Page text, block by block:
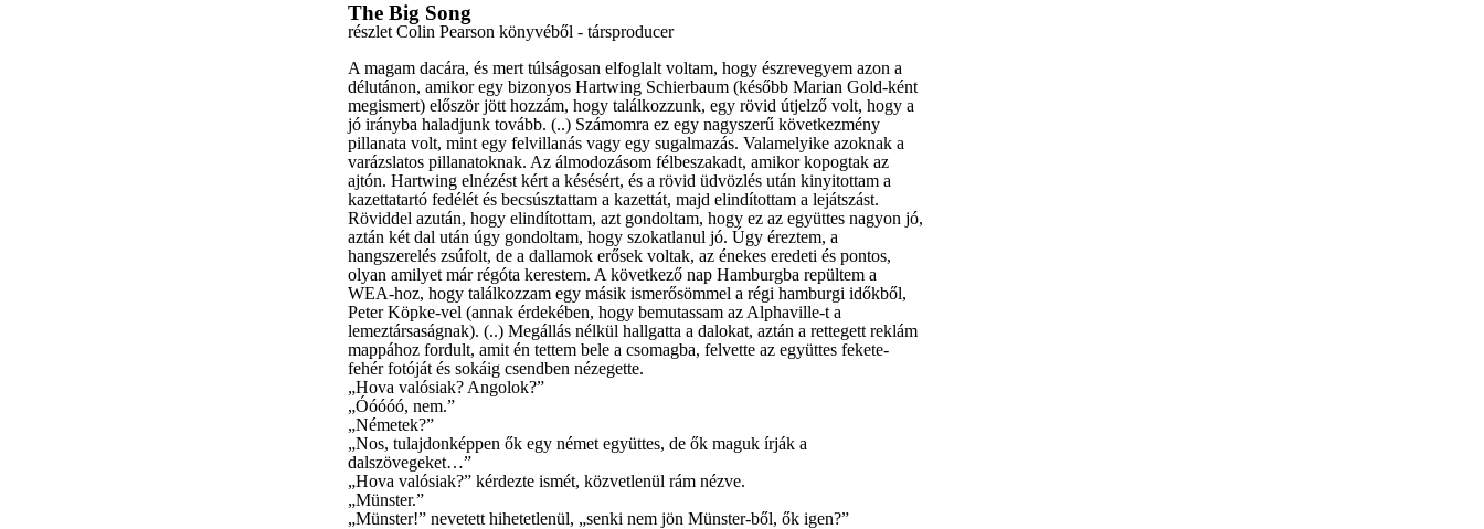
The Big Song
részlet Colin Pearson könyvéből - társproducer
A magam dacára, és mert túlságosan elfoglalt voltam, hogy észrevegyem azon a
délutánon, amikor egy bizonyos Hartwing Schierbaum (később Marian Gold-ként
megismert) először jött hozzám, hogy találkozzunk, egy rövid útjelző volt, hogy a
jó irányba haladjunk tovább. (..) Számomra ez egy nagyszerű következmény
pillanata volt, mint egy felvillanás vagy egy sugalmazás. Valamelyike azoknak a
varázslatos pillanatoknak. Az álmodozásom félbeszakadt, amikor kopogtak az
ajtón. Hartwing elnézést kért a késésért, és a rövid üdvözlés után kinyitottam a
kazettatartó fedélét és becsúsztattam a kazettát, majd elindítottam a lejátszást.
Röviddel azután, hogy elindítottam, azt gondoltam, hogy ez az együttes nagyon jó,
aztán két dal után úgy gondoltam, hogy szokatlanul jó. Úgy éreztem, a
hangszerelés zsúfolt, de a dallamok erősek voltak, az énekes eredeti és pontos,
olyan amilyet már régóta kerestem. A következő nap Hamburgba repültem a
WEA-hoz, hogy találkozzam egy másik ismerősömmel a régi hamburgi időkből,
Peter Köpke-vel (annak érdekében, hogy bemutassam az Alphaville-t a
lemeztársaságnak). (..) Megállás nélkül hallgatta a dalokat, aztán a rettegett reklám
mappához fordult, amit én tettem bele a csomagba, felvette az együttes fekete-
fehér fotóját és sokáig csendben nézegette.
„Hova valósiak? Angolok?”
„Óóóóó, nem.”
„Németek?”
„Nos, tulajdonképpen ők egy német együttes, de ők maguk írják a
dalszövegeket…”
„Hova valósiak?” kérdezte ismét, közvetlenül rám nézve.
„Münster.”
„Münster!” nevetett hihetetlenül, „senki nem jön Münster-ből, ők igen?”